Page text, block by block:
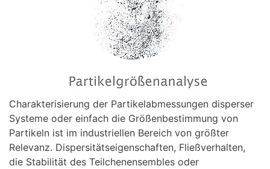
Charakterisierung der Partikelabmessungen disperser
Systeme oder einfach die Größenbestimmung von
Partikeln ist im industriellen Bereich von größter
Relevanz. Dispersitätseigenschaften, Fließverhalten,
die Stabilität des Teilchenensembles oder